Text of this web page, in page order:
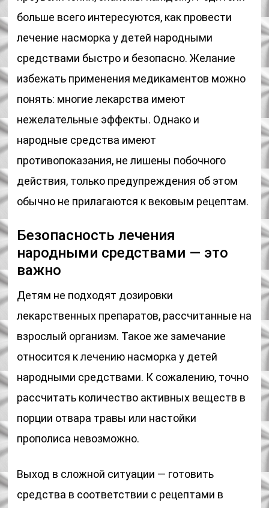
больше всего интересуются, как провести
лечение насморка у детей народными
средствами быстро и безопасно. Желание
избежать применения медикаментов можно
понять: многие лекарства имеют
нежелательные эффекты. Однако и
народные средства имеют
противопоказания, не лишены побочного
действия, только предупреждения об этом
обычно не прилагаются к вековым рецептам.
Безопасность лечения
народными средствами — это
важно
Детям не подходят дозировки
лекарственных препаратов, рассчитанные на
взрослый организм. Такое же замечание
относится к лечению насморка у детей
народными средствами. К сожалению, точно
рассчитать количество активных веществ в
порции отвара травы или настойки
прополиса невозможно.
Выход в сложной ситуации — готовить
средства в соответствии с рецептами в